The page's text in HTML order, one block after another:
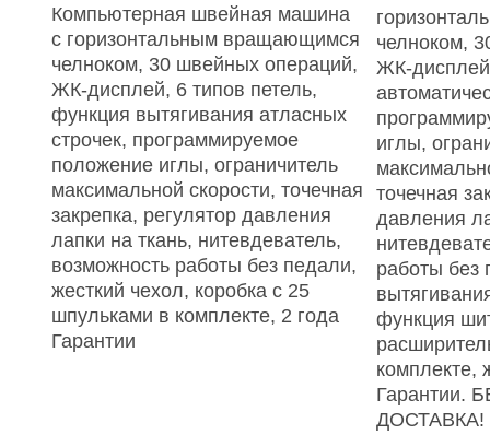
Компьютерная швейная машина
с горизонтальным вращающимся
челноком, 30 швейных операций,
ЖК-дисплей, 6 типов петель,
функция вытягивания атласных
строчек, программируемое
положение иглы, ограничитель
максимальной скорости, точечная
закрепка, регулятор давления
лапки на ткань, нитевдеватель,
возможность работы без педали,
жесткий чехол, коробка с 25
шпульками в комплекте, 2 года
Гарантии
челноком,
ЖК-
иглы,
точечная
давления
работы без
функция
комплекте,
Гарантии.
ДОСТАВКА!